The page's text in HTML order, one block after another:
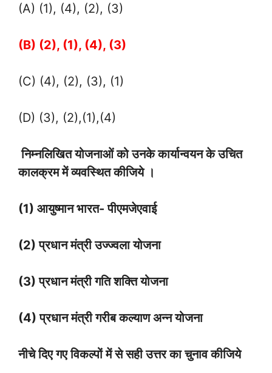
(A) (1), (4), (2), (3)
(B) (2), (1), (4), (3)
(C) (4), (2), (3), (1)
(D) (3), (2),(1),(4)
निम्नलिखित योजनाओं को उनके कार्यान्वयन के उचित
कालक्रम में व्यवस्थित कीजिये ।
(1) आयुष्मान भारत- पीएमजेएवाई
(2) प्रधान मंत्री उज्ज्वला योजना
(3) प्रधान मंत्री गति शक्ति योजना
(4) प्रधान मंत्री गरीब कल्याण अन्न योजना
नीचे दिए गए विकल्पों में से सही उत्तर का चुनाव कीजिये